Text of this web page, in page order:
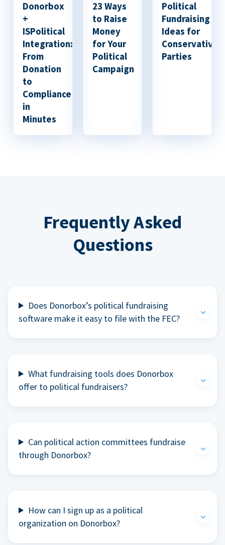
Donorbox
+
ISPolitical
Integration:
From
Donation
to
Compliance
in
Minutes
23 Ways
to Raise
Money
for Your
Political
Campaign
Political
Fundraising
Ideas for
Conservative
Parties
Frequently Asked
Questions
Does Donorbox’s political fundraising
software make it easy to file with the FEC?
What fundraising tools does Donorbox
offer to political fundraisers?
Can political action committees fundraise
through Donorbox?
How can I sign up as a political
organization on Donorbox?